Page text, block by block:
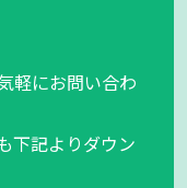
軽にお問い合わ
下記よりダウン